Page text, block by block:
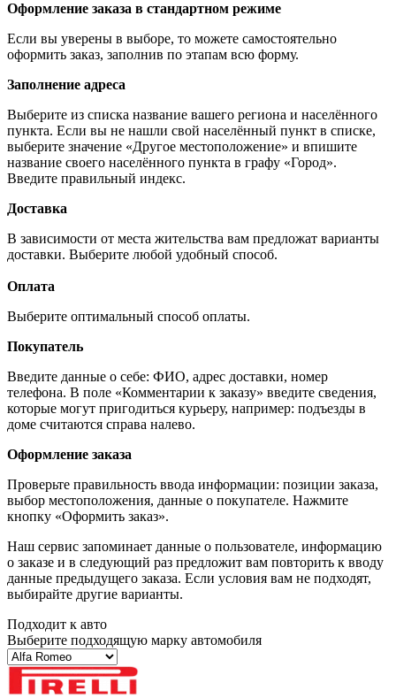
Оформление заказа в стандартном режиме
Если вы уверены в выборе, то можете самостоятельно
оформить заказ, заполнив по этапам всю форму.
Заполнение адреса
Выберите из списка название вашего региона и населённого
пункта. Если вы не нашли свой населённый пункт в списке,
выберите значение «Другое местоположение» и впишите
название своего населённого пункта в графу «Город».
Введите правильный индекс.
Доставка
В зависимости от места жительства вам предложат варианты
доставки. Выберите любой удобный способ.
Оплата
Выберите оптимальный способ оплаты.
Покупатель
Введите данные о себе: ФИО, адрес доставки, номер
телефона. В поле «Комментарии к заказу» введите сведения,
которые могут пригодиться курьеру, например: подъезды в
доме считаются справа налево.
Оформление заказа
Проверьте правильность ввода информации: позиции заказа,
выбор местоположения, данные о покупателе. Нажмите
кнопку «Оформить заказ».
Наш сервис запоминает данные о пользователе, информацию
о заказе и в следующий раз предложит вам повторить к вводу
данные предыдущего заказа. Если условия вам не подходят,
выбирайте другие варианты.
Подходит к авто
Выберите подходящую марку автомобиля